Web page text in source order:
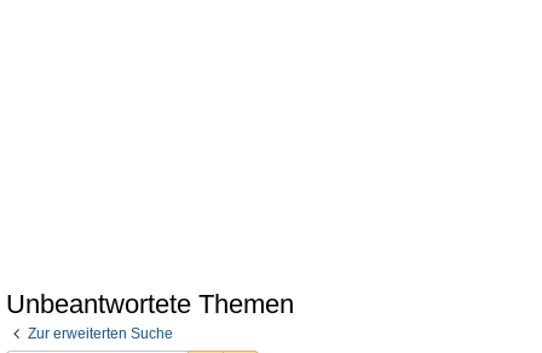
Unbeantwortete Themen
Zur erweiterten Suche